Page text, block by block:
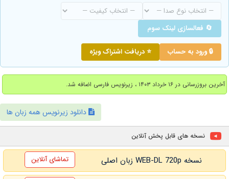
🔄 فعالسازی لینک سوم
🔒 ورود به حساب ⭐ دریافت اشتراک ویژه
آخرین بروزرسانی در ۱۶ خرداد ۱۴۰۳ ، زیرنویس فارسی اضافه شد.
دانلود زیرنویس همه زبان ها
نسخه های قابل پخش آنلاین
نسخه WEB-DL 720p زبان اصلی تماشای آنلاین